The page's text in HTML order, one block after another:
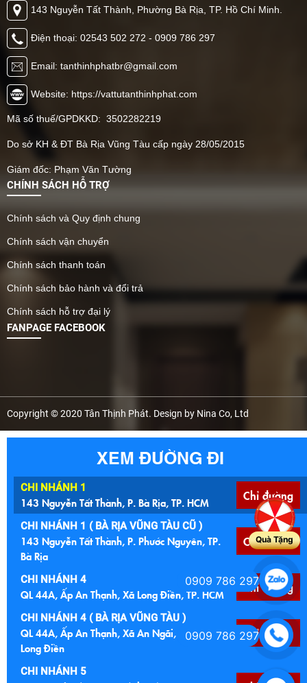
143 Nguyễn Tất Thành, Phường Bà Rịa, TP. Hồ Chí Minh.
Điện thoại: 02543 502 272 - 0909 786 297
Email: tanthinhphatbr@gmail.com
Website: https://vattutanthinhphat.com
Mã số thuế/GPDKKD: 3502282219
Do sở KH & ĐT Bà Rịa Vũng Tàu cấp ngày 28/05/2015
Giám đốc: Phạm Văn Tường
CHÍNH SÁCH HỖ TRỢ
Chính sách và Quy định chung
Chính sách vận chuyển
Chính sách thanh toán
Chính sách bảo hành và đổi trả
Chính sách hỗ trợ đại lý
FANPAGE FACEBOOK
Copyright © 2020 Tân Thịnh Phát. Design by Nina Co, Ltd
XEM ĐƯỜNG ĐI
CHI NHÁNH 1
143 Nguyễn Tất Thành, P. Bà Rịa, TP. HCM Chỉ đường
CHI NHÁNH 1 ( BÀ RỊA VŨNG TÀU CŨ )
143 Nguyễn Tất Thành, P. Phước Nguyên, TP.
Bà Rịa
Chỉ đường
CHI NHÁNH 4
QL 44A, Ấp An Thạnh, Xã Long Điền, TP. HCM Chỉ đường
CHI NHÁNH 4 ( BÀ RỊA VŨNG TÀU )
QL 44A, Ấp An Thạnh, Xã An Ngãi, Huyện
Long Điền
Chỉ đường
CHI NHÁNH 5
Quà Tặng
0909 786 297
0909 786 297